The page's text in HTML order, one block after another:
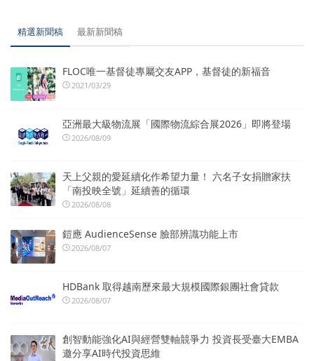
精選新聞稿 最新新聞稿
FLOC唯一基督徒專屬交友APP，基督徒的新福音
2021/03/29
亞洲最大級物流展「國際物流綜合展2026」即將登場
2026/08/09
天上父親的愛延續化作希望力量！ 六名子女捐贈家扶
「南投映全號」延續善的循環
2026/08/08
鎧應 AudienceSense 臉部辨識功能上市
2026/08/07
HDBank 取得越南歷來最大規模國際銀團社會貸款
2026/08/07
創智動能強化AI與經營雙軸競爭力 投資長受臺大EMBA
邀分享AI時代投資思維